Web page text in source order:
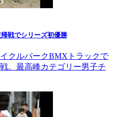
戦でシリーズ初優勝
クルパークBMXトラックで
。最高峰カテゴリー男子チ